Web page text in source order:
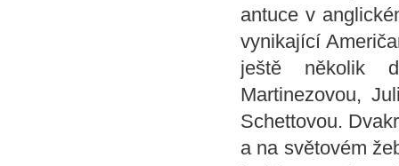
antuce v
vynikající
ještě několik
Martinezovou,
Schettovou.
a na světovém